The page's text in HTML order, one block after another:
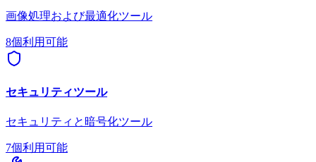
画像処理および最適化ツール
8個利用可能
セキュリティツール
セキュリティと暗号化ツール
7個利用可能